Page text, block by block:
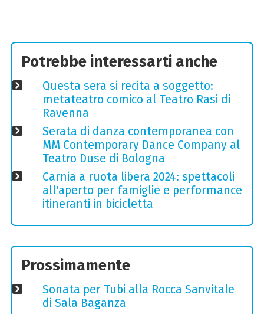
Potrebbe interessarti anche
Questa sera si recita a soggetto:
metateatro comico al Teatro Rasi di
Ravenna
Serata di danza contemporanea con
MM Contemporary Dance Company al
Teatro Duse di Bologna
Carnia a ruota libera 2024: spettacoli
all'aperto per famiglie e performance
itineranti in bicicletta
Prossimamente
Sonata per Tubi alla Rocca Sanvitale
di Sala Baganza